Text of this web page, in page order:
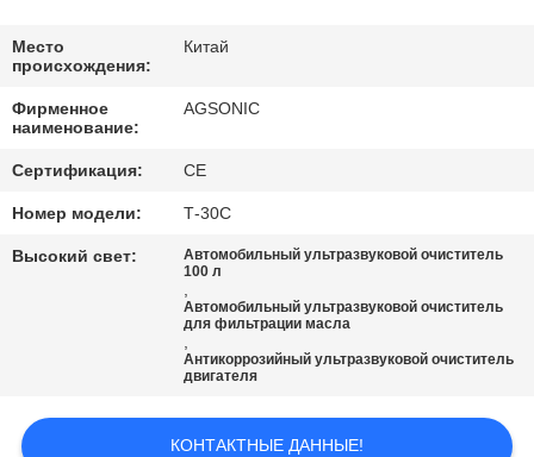
ПРОВЕРКА
КАЧЕСТВА
СВЯЖИТЕСЬ
МЫ
СПРОСИТЕ
ЦИТАТУ
Место
происхождения:
Китай
Фирменное
наименование:
AGSONIC
Сертификация: CE
Номер модели: Т-30С
Высокий свет:
Автомобильный ультразвуковой очиститель
100 л
,
Автомобильный ультразвуковой очиститель
для фильтрации масла
,
Антикоррозийный ультразвуковой очиститель
двигателя
КОНТАКТНЫЕ ДАННЫЕ!